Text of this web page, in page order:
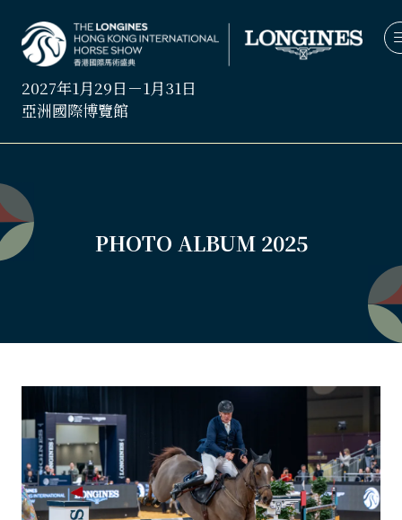
2027年1月29日－1月31日
亞洲國際博覽館
PHOTO ALBUM 2025